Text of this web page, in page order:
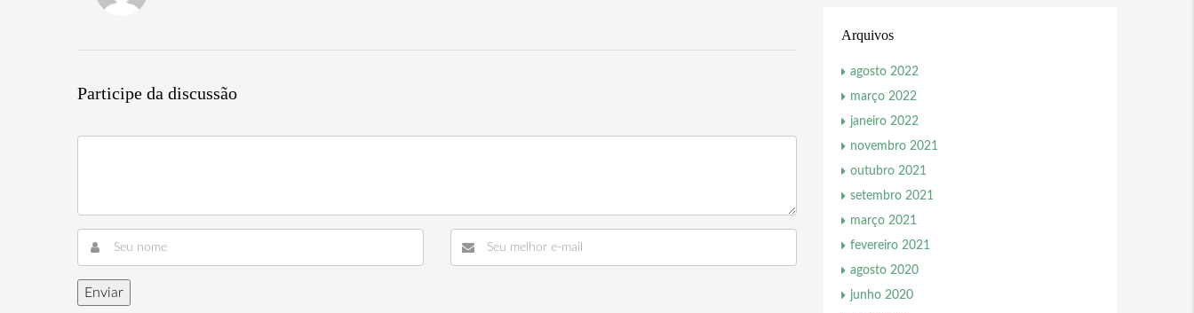
Participe da discussão
Arquivos
agosto 2022
março 2022
janeiro 2022
novembro 2021
outubro 2021
setembro 2021
março 2021
fevereiro 2021
agosto 2020
junho 2020